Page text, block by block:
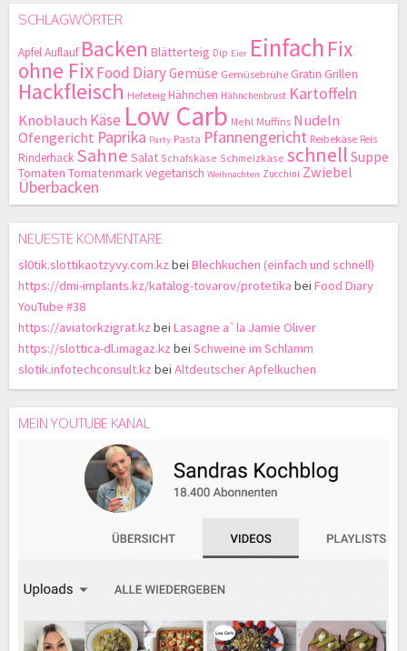
SCHLAGWÖRTER
ApfelAuflauf Backen Blätterteig Dip Eier Einfach Fix
ohne FixFood DiaryGemüse Gemüsebrühe Gratin Grillen
Hackfleisch Hefeteig Hähnchen Hähnchenbrust Kartoffeln
Knoblauch Käse Low Carb Mehl Muffins Nudeln
Ofengericht Paprika Party Pasta Pfannengericht Reibekäse Reis
Rinderhack Sahne Salat Schafskäse Schmelzkäse schnell Suppe
Tomaten Tomatenmarkvegetarisch Weihnachten Zucchini Zwiebel
Überbacken
NEUESTE KOMMENTARE
sl0tik.slottikaotzyvy.com.kz bei Blechkuchen (einfach und schnell)
https://dmi-implants.kz/katalog-tovarov/protetika bei Food Diary
YouTube #38
https://aviatorkzigrat.kz bei Lasagne a`la Jamie Oliver
https://slottica-dl.imagaz.kz bei Schweine im Schlamm
slotik.infotechconsult.kz bei Altdeutscher Apfelkuchen
MEIN YOUTUBE KANAL